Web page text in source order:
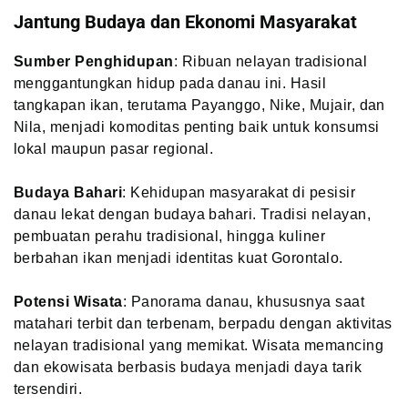
Jantung Budaya dan Ekonomi Masyarakat
Sumber Penghidupan: Ribuan nelayan tradisional
menggantungkan hidup pada danau ini. Hasil
tangkapan ikan, terutama Payanggo, Nike, Mujair, dan
Nila, menjadi komoditas penting baik untuk konsumsi
lokal maupun pasar regional.
Budaya Bahari: Kehidupan masyarakat di pesisir
danau lekat dengan budaya bahari. Tradisi nelayan,
pembuatan perahu tradisional, hingga kuliner
berbahan ikan menjadi identitas kuat Gorontalo.
Potensi Wisata: Panorama danau, khususnya saat
matahari terbit dan terbenam, berpadu dengan aktivitas
nelayan tradisional yang memikat. Wisata memancing
dan ekowisata berbasis budaya menjadi daya tarik
tersendiri.